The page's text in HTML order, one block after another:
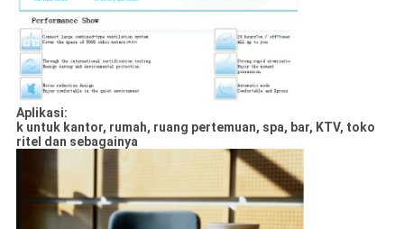
Aplikasi:
k untuk kantor, rumah, ruang pertemuan, spa, bar, KTV, toko
ritel dan sebagainya